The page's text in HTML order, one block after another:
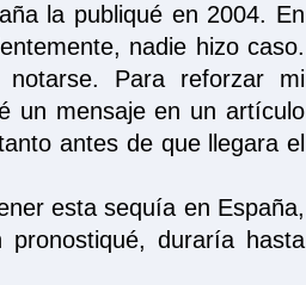
la publiqué en 2004. En
nadie hizo caso.
Para reforzar mi
un mensaje en un artículo
antes de que llegara el
esta sequía en España,
duraría hasta